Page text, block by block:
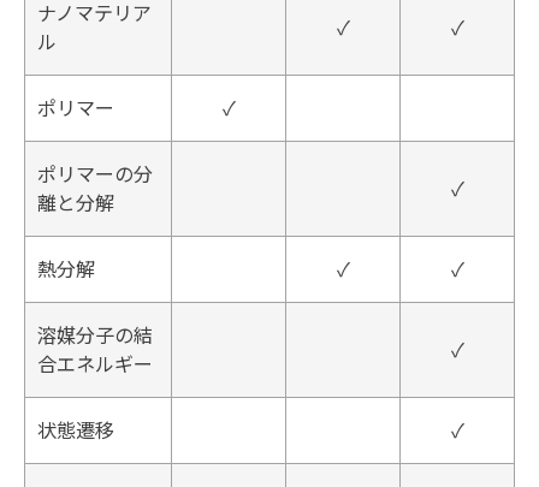
ナノマテリア
ル
✓ ✓
ポリマー ✓
ポリマーの分
離と分解
✓
熱分解 ✓ ✓
溶媒分子の結
合エネルギー
✓
状態遷移 ✓